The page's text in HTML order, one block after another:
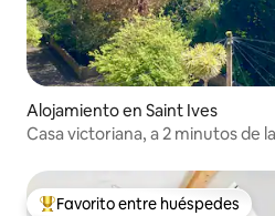
Alojamiento en Saint Ives
Casa victoriana, a 2 minutos de
Favorito entre huéspedes